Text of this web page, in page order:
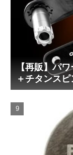
【再販】パ
＋チタンス
円！